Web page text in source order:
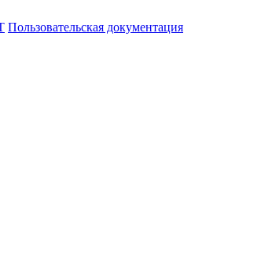
Пользовательская документация